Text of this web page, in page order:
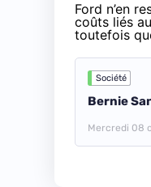
Ford n’en
coûts liés
toutefois
Société
Bernie
Mercredi 08